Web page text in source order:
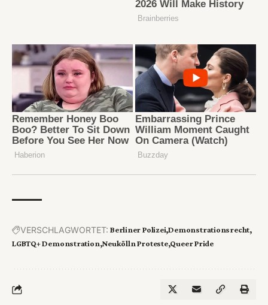
VERSCHLAGWORTET: Berliner Polizei Demonstrationsrecht
LGBTQ+ Demonstration Neukölln Proteste Queer Pride